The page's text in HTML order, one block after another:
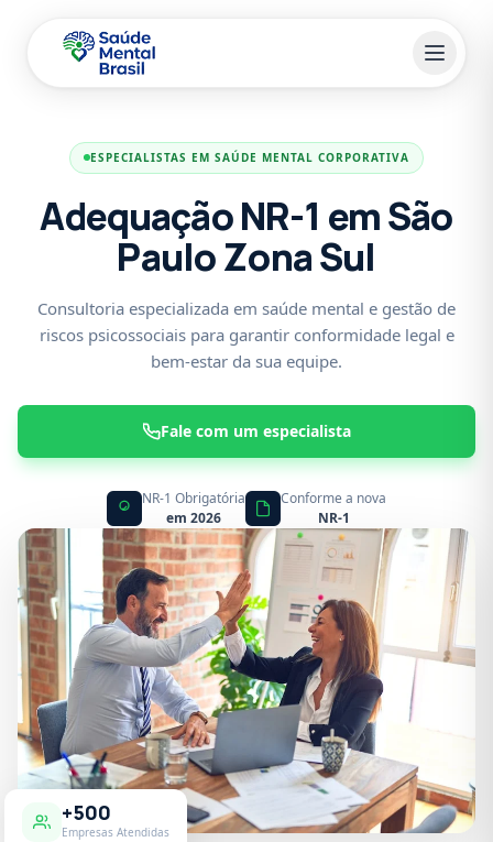
ESPECIALISTAS EM SAÚDE MENTAL CORPORATIVA
Adequação NR-1 em São
Paulo Zona Sul
Consultoria especializada em saúde mental e gestão de
riscos psicossociais para garantir conformidade legal e
bem-estar da sua equipe.
Fale com um especialista
NR-1 Obrigatória
em 2026
Conforme a nova
NR-1
+500
Empresas Atendidas